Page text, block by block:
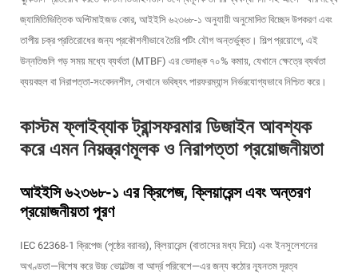
জ্যামিতিভিত্তিক অপ্টিমাইজড কোর, আইইসি ৬২৩৬৮-১ অনুযায়ী অনুমোদিত বিচ্ছেদ উপকরণ এবং
তাপীয় চক্র প্রতিরোধের জন্য প্রকৌশলীভাবে তৈরি পটিং যৌগ অন্তর্ভুক্ত। শিল্প প্রয়োগে, এই
উন্নতিগুলি গড় সময় মধ্যে ব্যর্থতা (MTBF) এর ভেদাঙ্ক ৭০% কমায়, যেখানে ক্ষেত্রে ব্যর্থতা
ব্যয়বহুল বা নিরাপত্তা-সংবেদনশীল, সেখানে ভবিষ্যৎ পারফরম্যান্স নির্ভরযোগ্যভাবে নিশ্চিত করে।
কাস্টম ফ্লাইব্যাক ট্রান্সফরমার ডিজাইন আবশ্যক
করে এমন নিয়ন্ত্রণমূলক ও নিরাপত্তা প্রয়োজনীয়তা
আইইসি ৬২৩৬৮-১ এর ক্রিপেজ, ক্লিয়ারেন্স এবং অন্তরণ
প্রয়োজনীয়তা পূরণ
IEC 62368-1 ক্রিপেজ (পৃষ্ঠের বরাবর), ক্লিয়ারেন্স (বাতাসের মধ্য দিয়ে) এবং ইনসুলেশনের
অখণ্ডতা—বিশেষ করে উচ্চ ভোল্টেজ বা আর্দ্র পরিবেশে—এর জন্য কঠোর ন্যূনতম দূরত্ব